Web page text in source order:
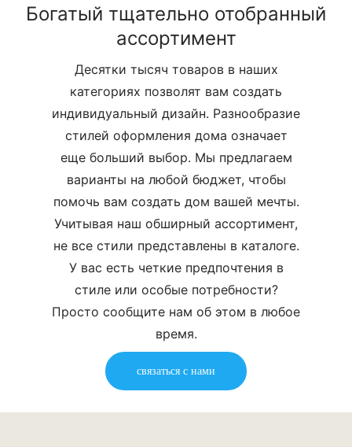
Богатый тщательно отобранный
ассортимент
Десятки тысяч товаров в наших
категориях позволят вам создать
индивидуальный дизайн. Разнообразие
стилей оформления дома означает
еще больший выбор. Мы предлагаем
варианты на любой бюджет, чтобы
помочь вам создать дом вашей мечты.
Учитывая наш обширный ассортимент,
не все стили представлены в каталоге.
У вас есть четкие предпочтения в
стиле или особые потребности?
Просто сообщите нам об этом в любое
время.
связаться с нами